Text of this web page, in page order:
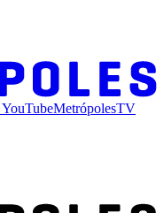
YouTubeMetrópolesTV